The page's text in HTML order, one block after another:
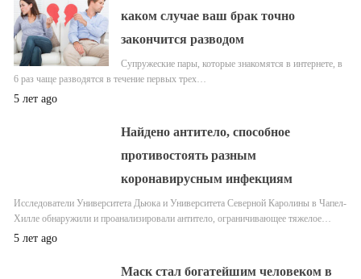
каком случае ваш брак точно
закончится разводом
Супружеские пары, которые знакомятся в интернете, в
6 раз чаще разводятся в течение первых трех…
5 лет ago
Найдено антитело, способное
противостоять разным
коронавирусным инфекциям
Исследователи Университета Дьюка и Университета Северной Каролины в Чапел-
Хилле обнаружили и проанализировали антитело, ограничивающее тяжелое…
5 лет ago
Маск стал богатейшим человеком в